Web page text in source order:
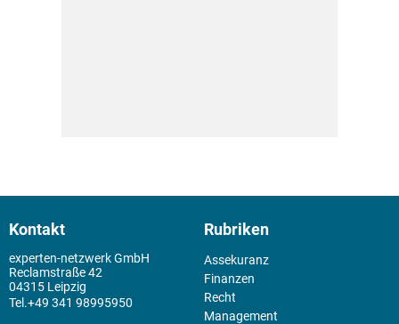
Kontakt
experten-netzwerk GmbH
Reclamstraße 42
04315 Leipzig
+49 341 98995950
Rubriken
Assekuranz
Finanzen
Recht
Management